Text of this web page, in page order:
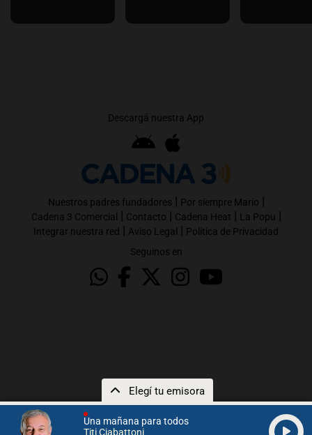
Una mañana para todos
Titi Ciabattoni
Elegí tu emisora
Descargá nuestra App
Nuestros padres fundadores | Por siempre Mario |
Cadena 3 Comercial | Contacto | Cadena Heat | La Popu |
Integrar nuestra red | Aviso Legal | Política de Privacidad
Seguinos en